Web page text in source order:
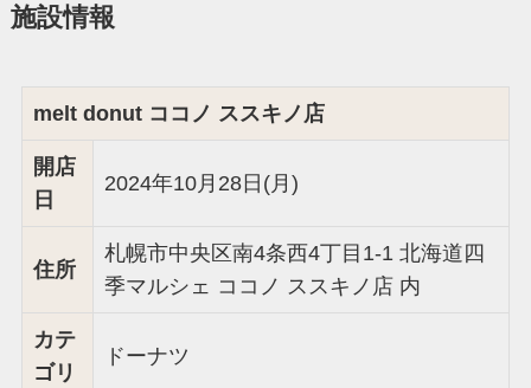
施設情報
melt donut ココノ ススキノ店
開店
日
2024年10月28日(月)
住所
札幌市中央区南4条西4丁目1-1 北海道四
季マルシェ ココノ ススキノ店 内
カテ
ゴリ
ドーナツ